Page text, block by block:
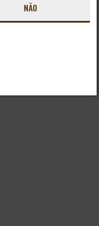
NÃO